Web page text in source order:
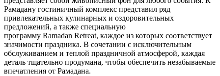
Рамадану гостиничный комплекс представил ряд
привлекательных кулинарных и оздоровительных
предложений, а также специальную
программу Ramadan Retreat, каждое из которых соответствует
значимости праздника. В сочетании с исключительным
обслуживанием и теплой праздничной атмосферой, каждая
деталь тщательно продумана, чтобы обеспечить незабываемые
впечатления от Рамадана.